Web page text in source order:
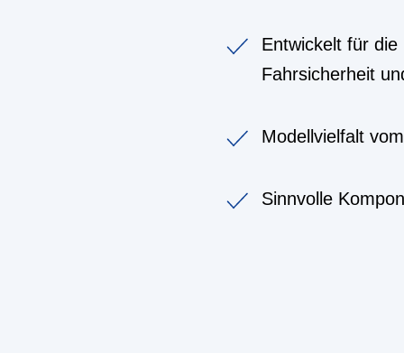
Entwickelt für
Fahrsicherheit
Modellvielfalt
Sinnvolle